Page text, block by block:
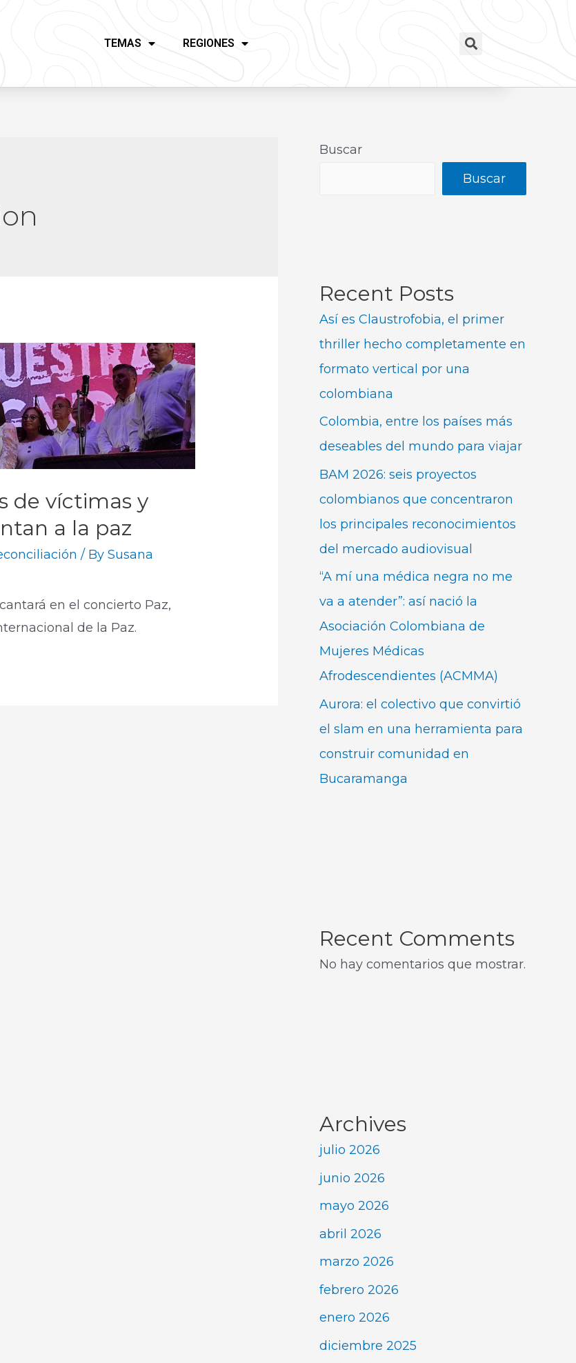
TEMAS REGIONES
de víctimas y
a la paz
/ BySusana
en el concierto Paz,
de la Paz.​
Buscar
Buscar
Recent Posts
Así es Claustrofobia, el primer
thriller hecho completamente en
formato vertical por una
colombiana
Colombia, entre los países más
deseables del mundo para viajar
BAM 2026: seis proyectos
colombianos que concentraron
los principales reconocimientos
del mercado audiovisual
“A mí una médica negra no me
va a atender”: así nació la
Asociación Colombiana de
Mujeres Médicas
Afrodescendientes (ACMMA)
Aurora: el colectivo que convirtió
el slam en una herramienta para
construir comunidad en
Bucaramanga
Recent Comments
No hay comentarios que mostrar.
Archives
julio 2026
junio 2026
mayo 2026
abril 2026
marzo 2026
febrero 2026
enero 2026
diciembre 2025